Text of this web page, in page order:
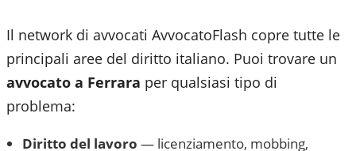
Il network di avvocati AvvocatoFlash copre tutte le
principali aree del diritto italiano. Puoi trovare un
avvocato a Ferrara per qualsiasi tipo di
problema:
Diritto del lavoro — licenziamento, mobbing,